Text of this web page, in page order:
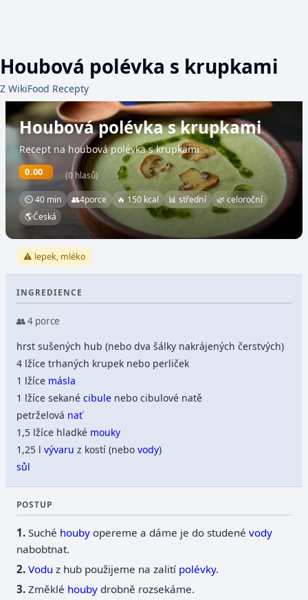
Houbová polévka s krupkami
Z WikiFood Recepty
Houbová polévka s krupkami
Recept na houbová polévka s krupkami
0.00 (0 hlasů)
⏲ 40 min 👥4porce 🔥 150 kcal 📊 střední
🌿 celoroční
🌎Česká
⚠️ lepek, mléko
INGREDIENCE
👥 4 porce
hrst sušených hub (nebo dva šálky nakrájených čerstvých)
4 lžíce trhaných krupek nebo perliček
1 lžíce másla
1 lžíce sekanécibule nebo cibulové natě
petrželová nať
1,5 lžíce hladké mouky
1,25 lvývaru z kostí (nebovody)
sůl
POSTUP
Suché houby opereme a dáme je do studenévody
nabobtnat.
Vodu z hub použijeme na zalití polévky.
Změklé houby drobně rozsekáme.